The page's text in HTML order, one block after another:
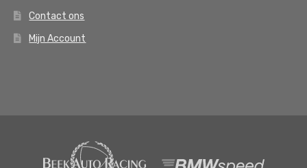
Contact ons
Mijn Account